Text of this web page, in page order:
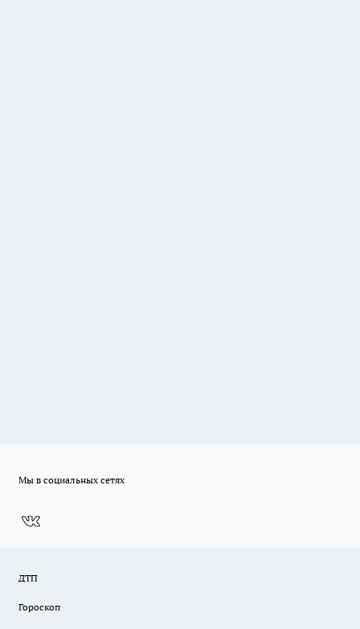
Мы в социальных сетях
ДТП
Гороскоп